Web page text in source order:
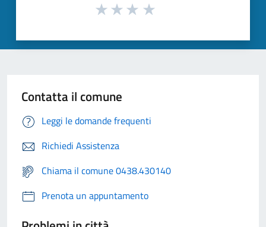
Contatta il comune
Leggi le domande frequenti
Richiedi Assistenza
Chiama il comune 0438.430140
Prenota un appuntamento